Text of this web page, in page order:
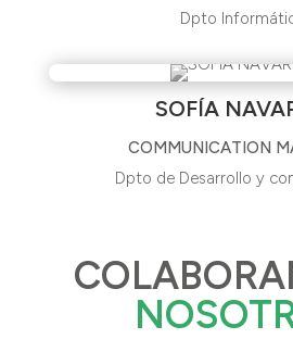
Dpto
SOFÍA
COMMUNICATION
Dpto de Desarrollo y